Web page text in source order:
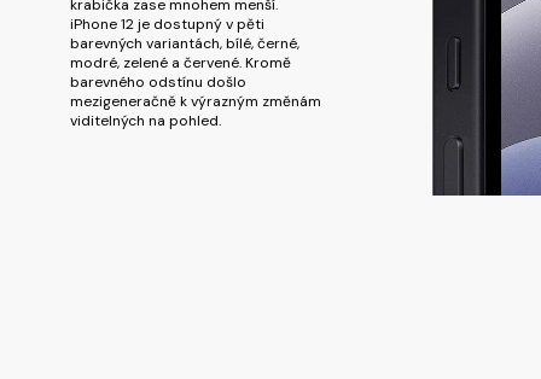
krabička zase mnohem menší.
iPhone 12 je dostupný v pěti
barevných variantách, bílé, černé,
modré, zelené a červené. Kromě
barevného odstínu došlo
mezigeneračně k výrazným změnám
viditelných na pohled.